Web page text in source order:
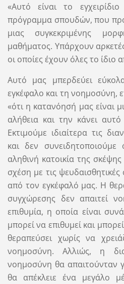
«Αυτό είναι το
πρόγραμμα σπουδών, που
μιας συγκεκριμένης
μαθήματος. Υπάρχουν
οι οποίες έχουν όλες το ίδιο
Αυτό μας μπερδεύει
εγκέφαλο και τη νοημοσύνη,
«ότι η κατανόησή μας είναι
αλήθεια και την κάνει
Εκτιμούμε ιδιαίτερα τις
και δεν
αληθινή κατοικία της
σχέση με τις
από τον εγκέφαλό μας. Η
συγχώρεσης δεν απαιτεί
επιθυμία, η οποία είναι
μπορεί να επιθυμεί και
θεραπεύσει χωρίς να
νοημοσύνη. Αλλιώς, η
νοημοσύνη θα απαιτούνταν
θα απέκλειε ένα μεγάλο